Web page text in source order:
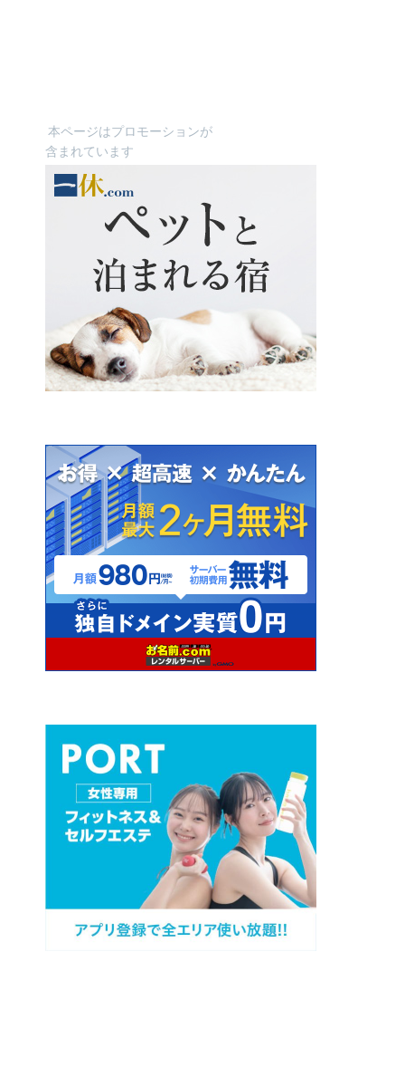
本ページはプロモーションが
含まれています